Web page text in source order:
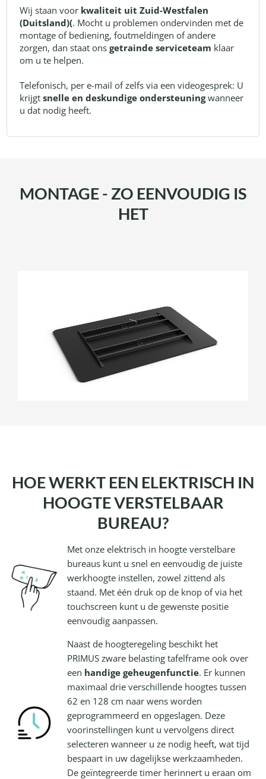
Wij staan ​​voor kwaliteit uit Zuid-Westfalen
(Duitsland)(. Mocht u problemen ondervinden met de
montage of bediening, foutmeldingen of andere
zorgen, dan staat onsgetrainde serviceteam klaar
om u te helpen.
Telefonisch, per e-mail of zelfs via een videogesprek: U
krijgtsnelle en deskundige ondersteuningwanneer
u dat nodig heeft.
MONTAGE - ZO EENVOUDIG IS
HET
HOE WERKT EEN ELEKTRISCH IN
HOOGTE VERSTELBAAR
BUREAU?
Met onze elektrisch in hoogte verstelbare
bureaus kunt u snel en eenvoudig de juiste
werkhoogte instellen, zowel zittend als
staand. Met één druk op de knop of via het
touchscreen kunt u de gewenste positie
eenvoudig aanpassen.
Naast de hoogteregeling beschikt het
PRIMUS zware belasting tafelframe ook over
een handige geheugenfunctie. Er kunnen
maximaal drie verschillende hoogtes tussen
62 en 128 cm naar wens worden
geprogrammeerd en opgeslagen. Deze
voorinstellingen kunt u vervolgens direct
selecteren wanneer u ze nodig heeft, wat tijd
bespaart in uw dagelijkse werkzaamheden.
De geïntegreerde timer herinnert u eraan om